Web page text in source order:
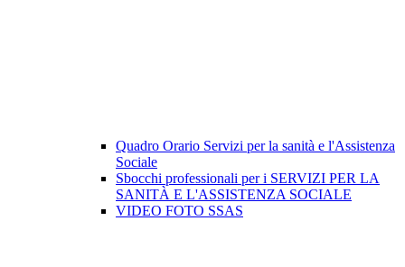
Quadro Orario Servizi per la sanità e l'Assistenza
Sociale
Sbocchi professionali per i SERVIZI PER LA
SANITÀ E L'ASSISTENZA SOCIALE
VIDEO FOTO SSAS